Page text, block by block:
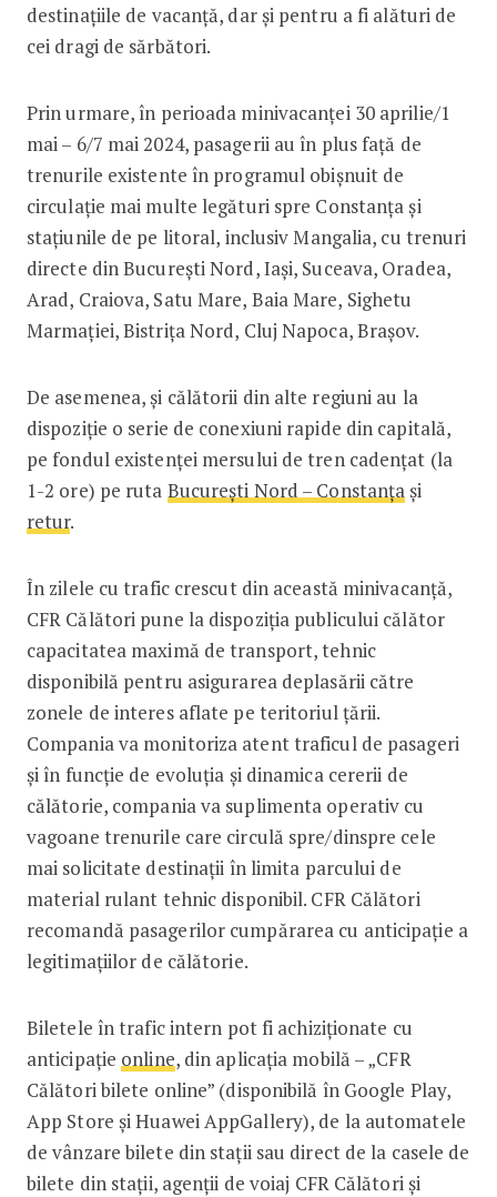
destinațiile de vacanță, dar și pentru a fi alături de
cei dragi de sărbători.
Prin urmare, în perioada minivacanței 30 aprilie/1
mai – 6/7 mai 2024, pasagerii au în plus faţă de
trenurile existente în programul obișnuit de
circulaţie mai multe legături spre Constanţa și
staţiunile de pe litoral, inclusiv Mangalia, cu trenuri
directe din Bucureşti Nord, Iaşi, Suceava, Oradea,
Arad, Craiova, Satu Mare, Baia Mare, Sighetu
Marmației, Bistrița Nord, Cluj Napoca, Brașov.
De asemenea, și călătorii din alte regiuni au la
dispoziție o serie de conexiuni rapide din capitală,
pe fondul existenței mersului de tren cadențat (la
1-2 ore) pe ruta București Nord – Constanțași
retur.
În zilele cu trafic crescut din această minivacanță,
CFR Călători pune la dispoziția publicului călător
capacitatea maximă de transport, tehnic
disponibilă pentru asigurarea deplasării către
zonele de interes aflate pe teritoriul țării.
Compania va monitoriza atent traficul de pasageri
și în funcție de evoluția și dinamica cererii de
călătorie, compania va suplimenta operativ cu
vagoane trenurile care circulă spre/dinspre cele
mai solicitate destinații în limita parcului de
material rulant tehnic disponibil. CFR Călători
recomandă pasagerilor cumpărarea cu anticipație a
legitimaţiilor de călătorie.
Biletele în trafic intern pot fi achiziţionate cu
anticipație online, din aplicația mobilă – „CFR
Călători bilete online” (disponibilă în Google Play,
App Store și Huawei AppGallery), de la automatele
de vânzare bilete din stații sau direct de la casele de
bilete din stații, agenții de voiaj CFR Călători și